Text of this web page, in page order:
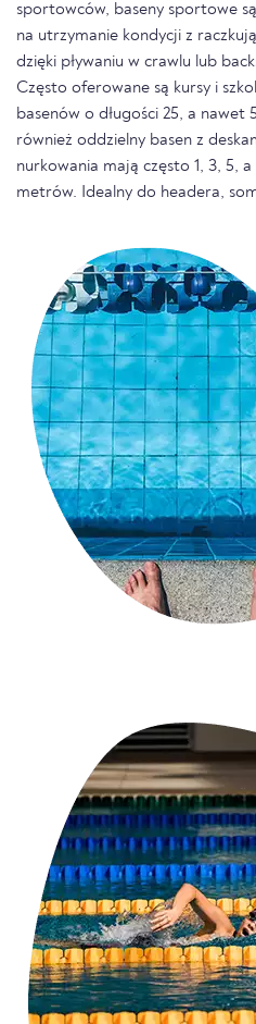
sportowców, baseny sportowe
na utrzymanie kondycji z
dzięki pływaniu w crawlu lub
Często oferowane są kursy i
basenów o długości 25, a
również oddzielny basen z
nurkowania mają często 1, 3, 5,
metrów. Idealny do headera,